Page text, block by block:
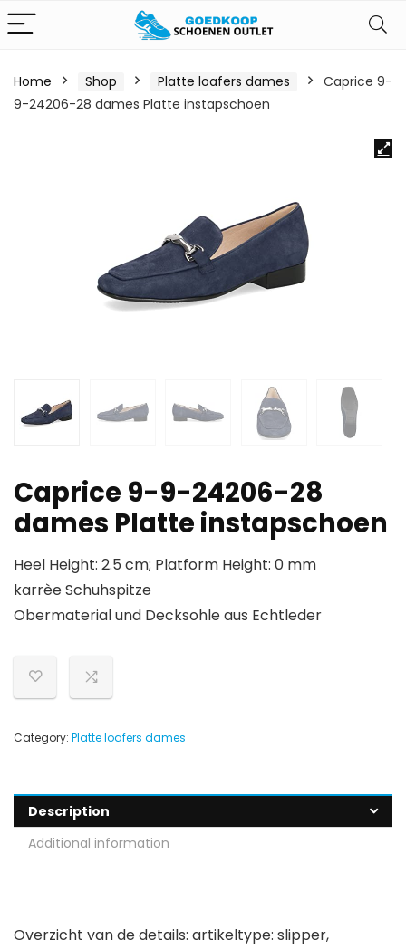
Home Shop Platte loafers dames
Caprice 9-
9-24206-28 dames Platte instapschoen
Caprice 9-9-24206-28
dames Platte instapschoen
Heel Height: 2.5 cm; Platform Height: 0 mm
karrèe Schuhspitze
Obermaterial und Decksohle aus Echtleder
Category: Platte loafers dames
Description
Additional information
Overzicht van de details: artikeltype: slipper,